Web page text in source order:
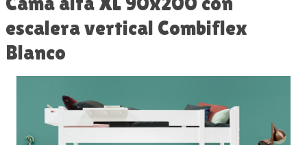
escalera vertical Combiflex
Blanco